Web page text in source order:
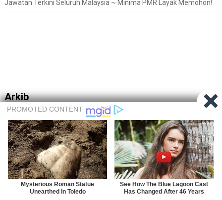
Jawatan Terkini Seluruh Malaysia ~ Minima PMR Layak Memohon!
Arkib
Arkib
Categories
Bantuan Kerajaan